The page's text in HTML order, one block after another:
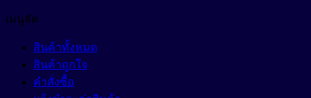
เมนูลัด
สินค้าทั้งหมด
สินค้าถูกใจ
คำสั่งซื้อ